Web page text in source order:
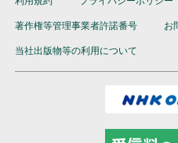
著作権等管理事業者許諾番号 お
当社出版物等の利用について